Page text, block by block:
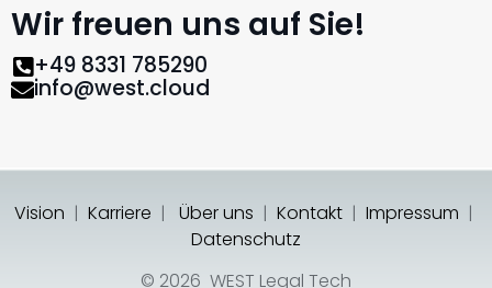
Wir freuen uns auf Sie!
+49 8331 785290
info@west.cloud
Vision | Karriere | Über uns | Kontakt | Impressum |
Datenschutz
© 2026 WEST Legal Tech